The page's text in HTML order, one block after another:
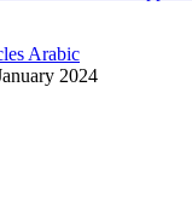
Arabic
2024